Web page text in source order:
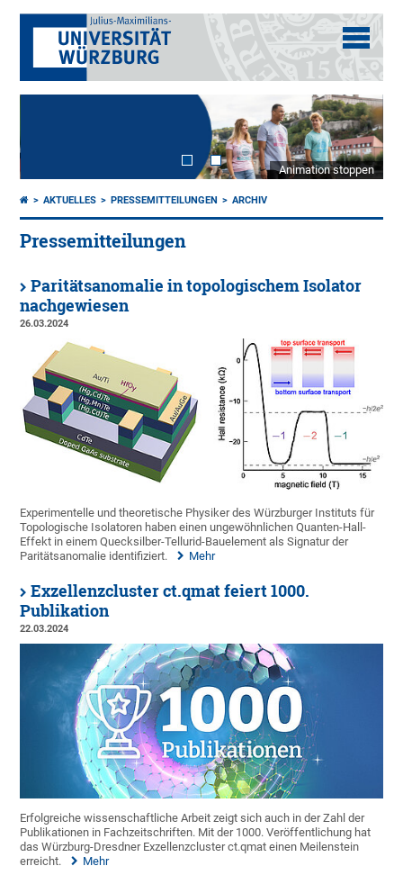
Animation stoppen
AKTUELLES PRESSEMITTEILUNGEN ARCHIV
Pressemitteilungen
Paritätsanomalie in topologischem Isolator
nachgewiesen
26.03.2024
Experimentelle und theoretische Physiker des Würzburger Instituts für
Topologische Isolatoren haben einen ungewöhnlichen Quanten-Hall-
Effekt in einem Quecksilber-Tellurid-Bauelement als Signatur der
Paritätsanomalie identifiziert.
Mehr
Exzellenzcluster ct.qmat feiert 1000.
Publikation
22.03.2024
Erfolgreiche wissenschaftliche Arbeit zeigt sich auch in der Zahl der
Publikationen in Fachzeitschriften. Mit der 1000. Veröffentlichung hat
das Würzburg-Dresdner Exzellenzcluster ct.qmat einen Meilenstein
erreicht.
Mehr